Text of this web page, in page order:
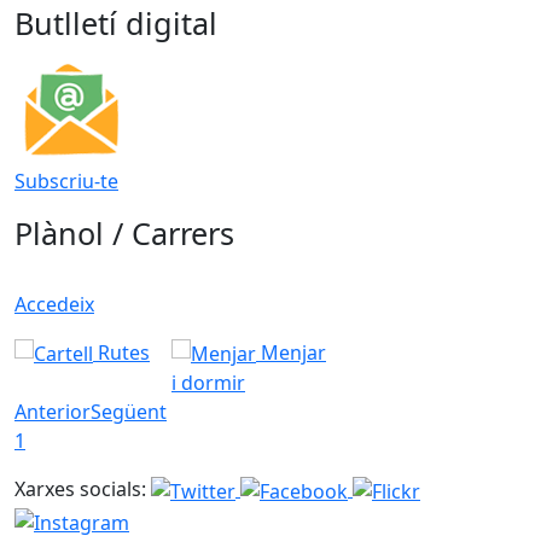
Butlletí digital
Subscriu-te
Plànol / Carrers
Accedeix
Rutes
Menjar
i dormir
AnteriorSegüent
1
Xarxes socials: